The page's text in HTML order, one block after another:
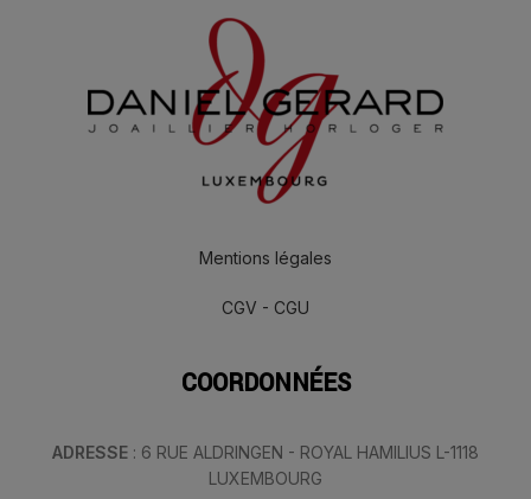
Mentions légales
CGV - CGU
COORDONNÉES
ADRESSE : 6 RUE ALDRINGEN - ROYAL HAMILIUS L-1118
LUXEMBOURG